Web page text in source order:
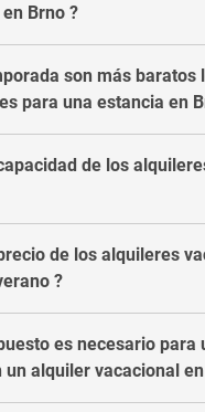
Brno ?
son más baratos
para una estancia en
de los
de los alquileres
?
es necesario para
un alquiler vacacional